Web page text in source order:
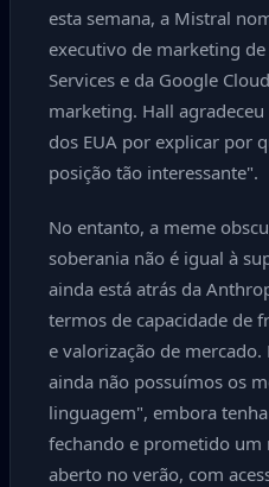
esta semana, a Mistral
executivo de marketing
Services e da Google
marketing. Hall
dos EUA por explicar por
posição tão interessante".
No entanto, a meme
soberania não é igual à
ainda está atrás da
termos de capacidade de
e valorização de
ainda não possuímos os
linguagem", embora
fechando e prometido um
aberto no verão, com